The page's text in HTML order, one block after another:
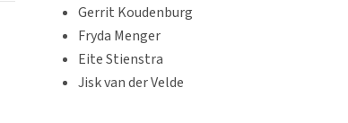
Gerrit Koudenburg
Fryda Menger
Eite Stienstra
Jisk van der Velde